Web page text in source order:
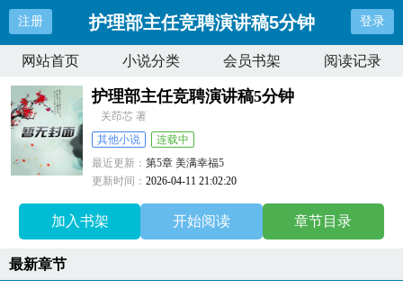
注册 护理部主任竞聘演讲稿5分钟 登录
网站首页 小说分类 会员书架 阅读记录
护理部主任竞聘演讲稿5分钟
关茚芯 著
其他小说
连载中
最近更新：第5章 美满幸福5
更新时间：2026-04-11 21:02:20
加入书架 开始阅读 章节目录
最新章节